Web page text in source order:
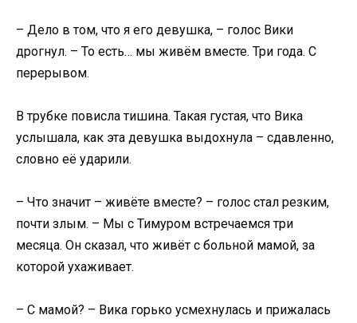
– Дело в том, что я его девушка, – голос Вики
дрогнул. – То есть… мы живём вместе. Три года. С
перерывом.
В трубке повисла тишина. Такая густая, что Вика
услышала, как эта девушка выдохнула – сдавленно,
словно её ударили.
– Что значит – живёте вместе? – голос стал резким,
почти злым. – Мы с Тимуром встречаемся три
месяца. Он сказал, что живёт с больной мамой, за
которой ухаживает.
– С мамой? – Вика горько усмехнулась и прижалась